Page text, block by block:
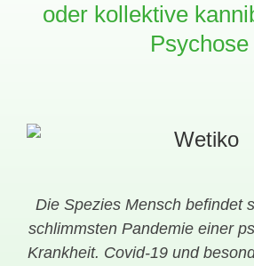
oder kollektive
Psychose
Die Spezies Mensch befindet
schlimmsten Pandemie einer
Krankheit. Covid-19 und